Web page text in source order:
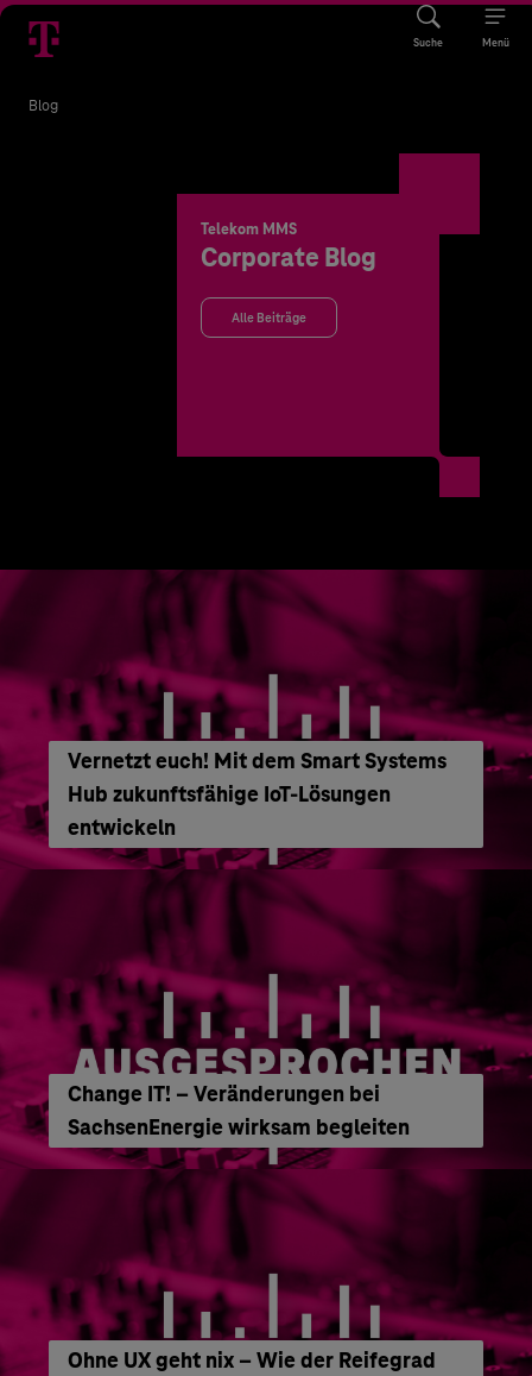
Suche Menü
Blog
Telekom MMS
Corporate Blog
Alle Beiträge
Vernetzt euch! Mit dem Smart Systems
Hub zukunftsfähige IoT-Lösungen
entwickeln
Change IT! – Veränderungen bei
SachsenEnergie wirksam begleiten
Ohne UX geht nix – Wie der Reifegrad